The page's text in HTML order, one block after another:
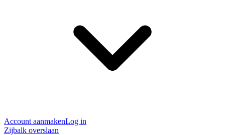
Account aanmakenLog in
Zijbalk overslaan